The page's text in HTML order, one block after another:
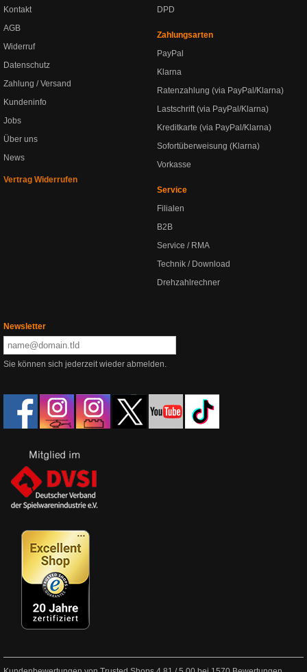
Kontakt
AGB
Widerruf
Datenschutz
Zahlung / Versand
Kundeninfo
Jobs
Über uns
News
Vertrag Widerrufen
DPD
Zahlungsarten
PayPal
Klarna
Ratenzahlung (via PayPal/Klarna)
Lastschrift (via PayPal/Klarna)
Kreditkarte (via PayPal/Klarna)
Sofortüberweisung (Klarna)
Vorkasse
Service
Filialen
B2B
Service / RMA
Technik / Download
Drehzahlrechner
Newsletter
Sie können sich jederzeit wieder abmelden.